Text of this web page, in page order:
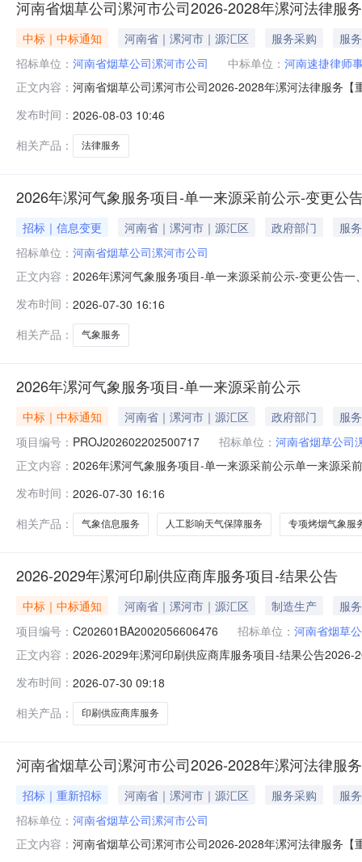
河南省烟草公司漯河市公司2026-2028年漯河法律服
中标｜中标通知 河南省｜漯河市｜源汇区 服务采购
服务
招标单位： 河南省烟草公司漯河市公司 中标单位： 河南速捷律师
正文内容： 河南省烟草公司漯河市公司2026-2028年漯河法律服务
2.二标段中标单位：河南汇恒律师事务所中标价格
发布时间： 2026-08-03 10:46
相关产品：
法律服务
2026年漯河气象服务项目-单一来源采前公示-变更公
招标｜信息变更 河南省｜漯河市｜源汇区 政府部门
服务
招标单位： 河南省烟草公司漯河市公司
正文内容： 2026年漯河气象服务项目-单一来源采前公示-变更公告
二、其他公告内容原公示其它内容不变。三、联系方式
发布时间： 2026-07-30 16:16
相关产品：
气象服务
2026年漯河气象服务项目-单一来源采前公示
中标｜中标通知 河南省｜漯河市｜源汇区 政府部门
服务
项目编号： PROJ202602202500717 招标单位： 河南省烟草公司
正文内容： 2026年漯河气象服务项目-单一来源采前公示单一来源采
务、重大活动基础保障。。本采购项目划分为1个标段，
服务和资质的
发布时间： 2026-07-30 16:16
相关产品：
气象信息服务 人工影响天气保障服务 专项烤烟气象服
2026-2029年漯河印刷供应商库服务项目-结果公告
中标｜中标通知 河南省｜漯河市｜源汇区 制造生产
服务
项目编号： C202601BA2002056606476 招标单位： 河南省烟草
正文内容： 2026-2029年漯河印刷供应商库服务项目-结果公告
河印刷供应商库服务项目二、项目编号：
发布时间： 2026-07-30 09:18
相关产品：
印刷供应商库服务
河南省烟草公司漯河市公司2026-2028年漯河法律服
招标｜重新招标 河南省｜漯河市｜源汇区 服务采购
服务
招标单位： 河南省烟草公司漯河市公司
正文内容： 河南省烟草公司漯河市公司2026-2028年漯河法律服务